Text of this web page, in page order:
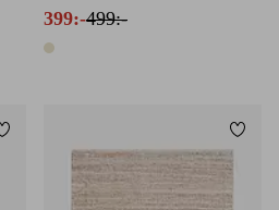
399:-499:-
1 färg
Lägg till i favoriter
160X230 200X300